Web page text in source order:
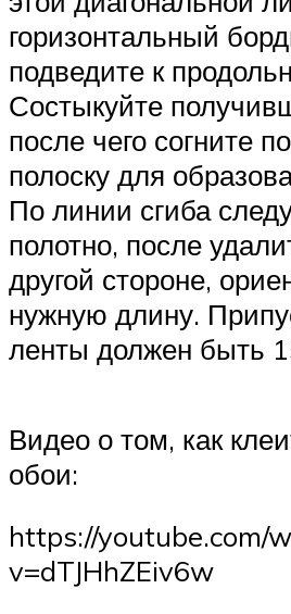
горизонтальный
подведите к
Состыкуйте
после чего согните
полоску для
По линии сгиба
полотно, после
другой стороне,
нужную длину.
ленты должен быть
Видео о том, как
обои:
https://youtube.com/
v=dTJHhZEiv6w